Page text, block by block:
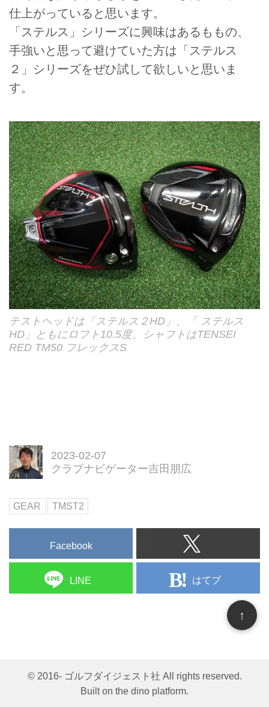
仕上がっていると思います。
「ステルス」シリーズに興味はあるももの、
手強いと思って避けていた方は「ステルス
２」シリーズをぜひ試して欲しいと思いま
す。
テストヘッドは「ステルス２HD」、「 ステルス
HD」ともにロフト10.5度、シャフトはTENSEI
RED TM50 フレックスS
2023-02-07
クラブナビゲーター吉田朋広
GEAR TMST2
Facebook
LINE はてブ
© 2016- ゴルフダイジェスト社 All rights reserved.
Built on the dino platform.
↑